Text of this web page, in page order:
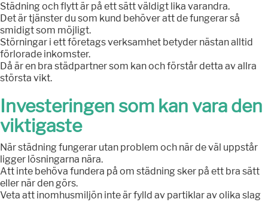
Städning och flytt är på ett sätt väldigt lika varandra.
Det är tjänster du som kund behöver att de fungerar så
smidigt som möjligt.
Störningar i ett företags verksamhet betyder nästan alltid
förlorade inkomster.
Då är en bra städpartner som kan och förstår detta av allra
största vikt.
Investeringen som kan vara den
viktigaste
När städning fungerar utan problem och när de väl uppstår
ligger lösningarna nära.
Att inte behöva fundera på om städning sker på ett bra sätt
eller när den görs.
Veta att inomhusmiljön inte är fylld av partiklar av olika slag